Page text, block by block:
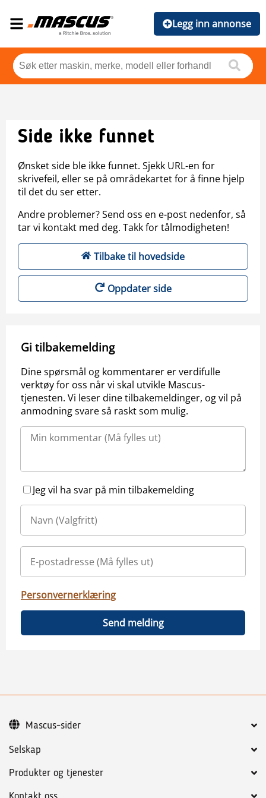
Legg inn annonse
Side ikke funnet
Ønsket side ble ikke funnet. Sjekk URL-en for
skrivefeil, eller se på områdekartet for å finne hjelp
til det du ser etter.
Andre problemer? Send oss en e-post nedenfor, så
tar vi kontakt med deg. Takk for tålmodigheten!
Tilbake til hovedside
Oppdater side
Gi tilbakemelding
Dine spørsmål og kommentarer er verdifulle
verktøy for oss når vi skal utvikle Mascus-
tjenesten. Vi leser dine tilbakemeldinger, og vil på
anmodning svare så raskt som mulig.
Jeg vil ha svar på min tilbakemelding
Personvernerklæring
Send melding
Selskap
Produkter og tjenester
Mascus-sider